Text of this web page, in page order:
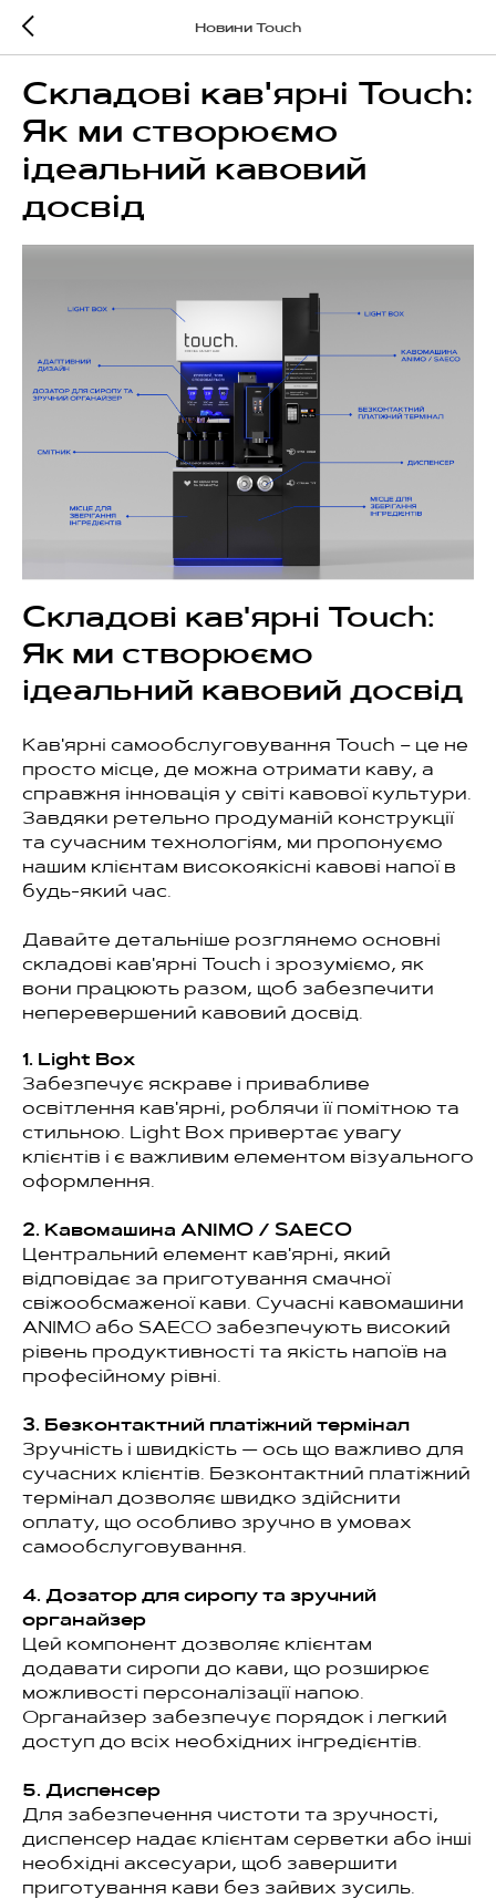
Новини Touch
Складові кав'ярні Touch:
Як ми створюємо
ідеальний кавовий
досвід
Складові кав'ярні Touch:
Як ми створюємо
ідеальний кавовий досвід
Кав'ярні самообслуговування Touch – це не
просто місце, де можна отримати каву, а
справжня інновація у світі кавової культури.
Завдяки ретельно продуманій конструкції
та сучасним технологіям, ми пропонуємо
нашим клієнтам високоякісні кавові напої в
будь-який час.
Давайте детальніше розглянемо основні
складові кав'ярні Touch і зрозуміємо, як
вони працюють разом, щоб забезпечити
неперевершений кавовий досвід.
1. Light Box
Забезпечує яскраве і привабливе
освітлення кав'ярні, роблячи її помітною та
стильною. Light Box привертає увагу
клієнтів і є важливим елементом візуального
оформлення.
2. Кавомашина ANIMO / SAECO
Центральний елемент кав'ярні, який
відповідає за приготування смачної
свіжообсмаженої кави. Сучасні кавомашини
ANIMO або SAECO забезпечують високий
рівень продуктивності та якість напоїв на
професійному рівні.
3. Безконтактний платіжний термінал
Зручність і швидкість — ось що важливо для
сучасних клієнтів. Безконтактний платіжний
термінал дозволяє швидко здійснити
оплату, що особливо зручно в умовах
самообслуговування.
4. Дозатор для сиропу та зручний
органайзер
Цей компонент дозволяє клієнтам
додавати сиропи до кави, що розширює
можливості персоналізації напою.
Органайзер забезпечує порядок і легкий
доступ до всіх необхідних інгредієнтів.
5. Диспенсер
Для забезпечення чистоти та зручності,
диспенсер надає клієнтам серветки або інші
необхідні аксесуари, щоб завершити
приготування кави без зайвих зусиль.